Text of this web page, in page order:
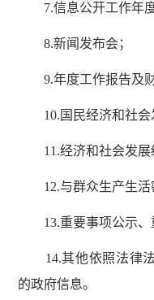
7.信息公开工作年度
8.新闻发布会；
9.年度工作报告及财
10.国民经济和社会
11.经济和社会发展
12.与群众生产生活
13.重要事项公示、
14.其他依照法律法
的政府信息。